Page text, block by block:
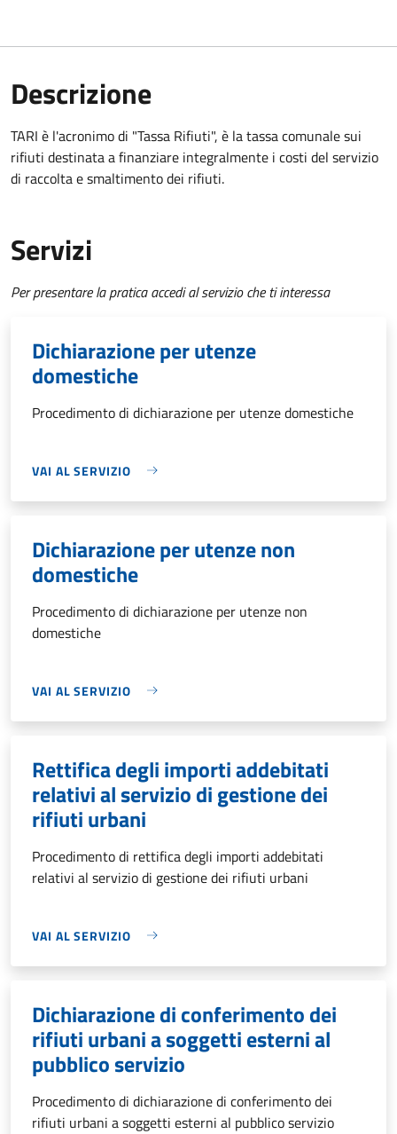
Descrizione
TARI è l'acronimo di "Tassa Rifiuti", è la tassa comunale sui
rifiuti destinata a finanziare integralmente i costi del servizio
di raccolta e smaltimento dei rifiuti.
Servizi
Per presentare la pratica accedi al servizio che ti interessa
Dichiarazione per utenze
domestiche
Procedimento di dichiarazione per utenze domestiche
VAI AL SERVIZIO
Dichiarazione per utenze non
domestiche
Procedimento di dichiarazione per utenze non
domestiche
VAI AL SERVIZIO
Rettifica degli importi addebitati
relativi al servizio di gestione dei
rifiuti urbani
Procedimento di rettifica degli importi addebitati
relativi al servizio di gestione dei rifiuti urbani
VAI AL SERVIZIO
Dichiarazione di conferimento dei
rifiuti urbani a soggetti esterni al
pubblico servizio
Procedimento di dichiarazione di conferimento dei
rifiuti urbani a soggetti esterni al pubblico servizio